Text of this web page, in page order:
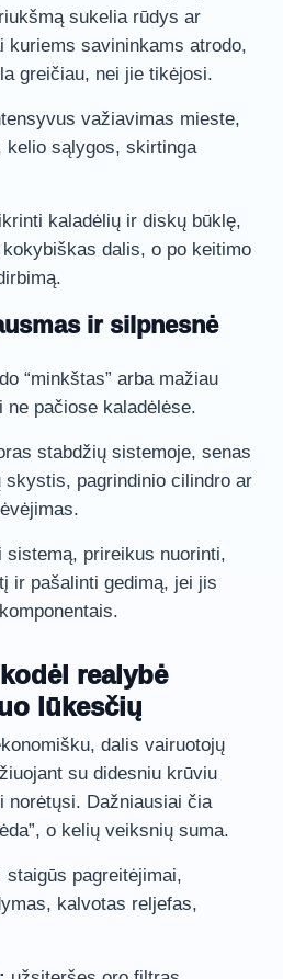
sukelia rūdys ar
kuriems savininkams atrodo,
greičiau, nei jie tikėjosi.
važiavimas mieste,
kelio sąlygos, skirtinga
kaladėlių ir diskų būklę,
dalis, o po keitimo
ir silpnesnė
“minkštas” arba mažiau
ne pačiose kaladėlėse.
stabdžių sistemoje, senas
pagrindinio cilindro ar
sistemą, prireikus nuorinti,
ir pašalinti gedimą, jei jis
realybė
lūkesčių
dalis vairuotojų
su didesniu krūviu
norėtųsi. Dažniausiai čia
o kelių veiksnių suma.
staigūs pagreitėjimai,
kalvotas reljefas,